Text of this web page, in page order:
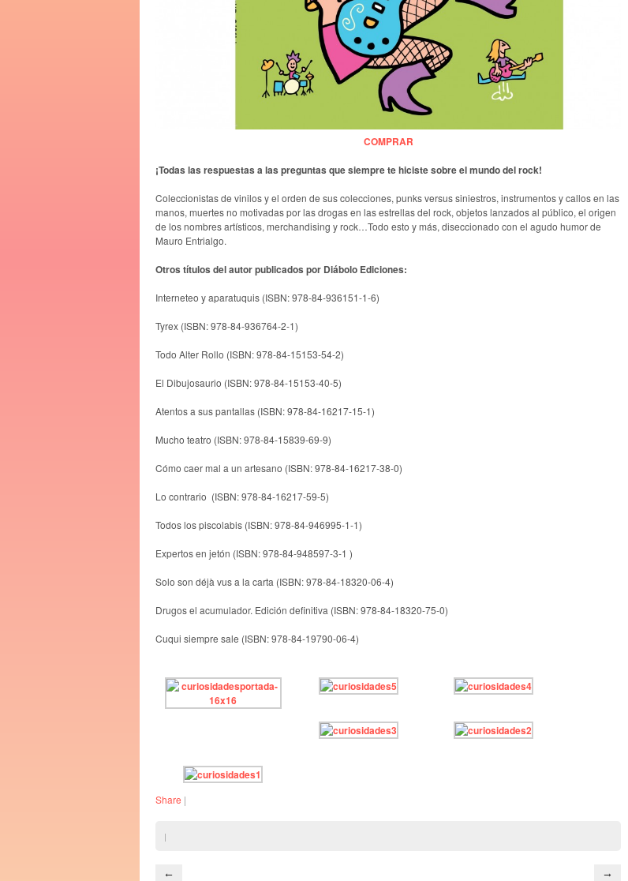
COMPRAR
¡Todas las respuestas a las preguntas que siempre te hiciste sobre el mundo del rock!
Coleccionistas de vinilos y el orden de sus colecciones, punks versus siniestros, instrumentos y callos en las
manos, muertes no motivadas por las drogas en las estrellas del rock, objetos lanzados al público, el origen
de los nombres artísticos, merchandising y rock…Todo esto y más, diseccionado con el agudo humor de
Mauro Entrialgo.
Otros títulos del autor publicados por Diábolo Ediciones:
Interneteo y aparatuquis (ISBN: 978-84-936151-1-6)
Tyrex (ISBN: 978-84-936764-2-1)
Todo Alter Rollo (ISBN: 978-84-15153-54-2)
El Dibujosaurio (ISBN: 978-84-15153-40-5)
Atentos a sus pantallas (ISBN: 978-84-16217-15-1)
Mucho teatro (ISBN: 978-84-15839-69-9)
Cómo caer mal a un artesano (ISBN: 978-84-16217-38-0)
Lo contrario (ISBN: 978-84-16217-59-5)
Todos los piscolabis (ISBN: 978-84-946995-1-1)
Expertos en jetón (ISBN: 978-84-948597-3-1 )
Solo son déjà vus a la carta (ISBN: 978-84-18320-06-4)
Drugos el acumulador. Edición definitiva (ISBN: 978-84-18320-75-0)
Cuqui siempre sale (ISBN: 978-84-19790-06-4)
Share |
|
← →